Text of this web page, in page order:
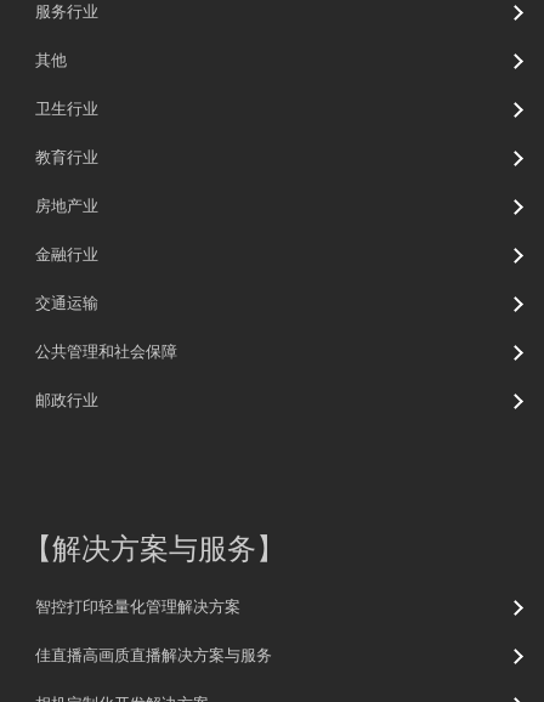
服务行业
其他
卫生行业
教育行业
房地产业
金融行业
交通运输
公共管理和社会保障
邮政行业
【解决方案与服务】
智控打印轻量化管理解决方案
佳直播高画质直播解决方案与服务